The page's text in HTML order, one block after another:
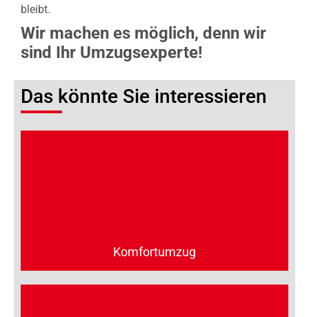
bleibt.
Wir machen es möglich, denn wir
sind Ihr Umzugsexperte!
Das könnte Sie interessieren
Komfortumzug